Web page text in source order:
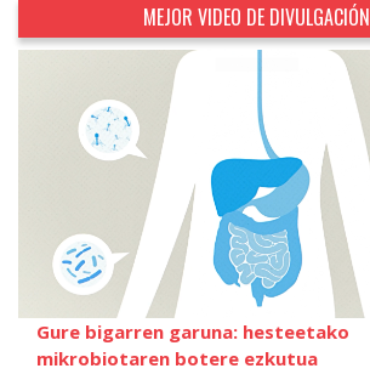
MEJOR VIDEO DE DIVULGACIÓN
Gure bigarren garuna: hesteetako
mikrobiotaren botere ezkutua